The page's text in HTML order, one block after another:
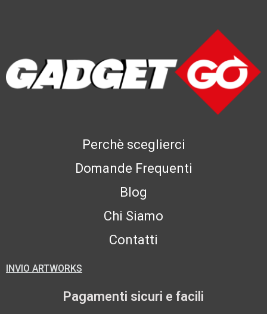
Perchè sceglierci
Domande Frequenti
Blog
Chi Siamo
Contatti
INVIO ARTWORKS
Pagamenti sicuri e facili